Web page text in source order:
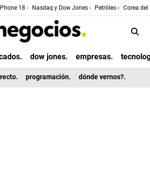
18 - Nasdaq y Dow Jones - Petróleo - Corea
dow jones. empresas.
programación. dónde vernos?.